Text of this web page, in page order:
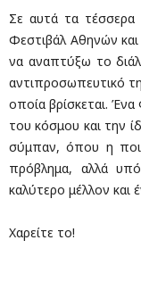
Σε αυτά τα τέσσερα
Φεστιβάλ Αθηνών
να αναπτύξω το
αντιπροσωπευτικό
οποία βρίσκεται.
του κόσμου και την
σύμπαν, όπου η
πρόβλημα, αλλά
καλύτερο μέλλον και
Χαρείτε το!